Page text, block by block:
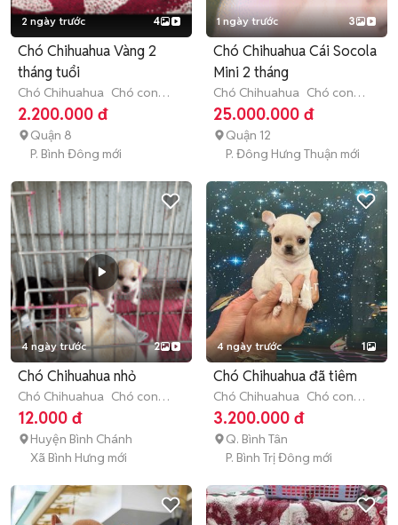
2 ngày trước 4
Chó Chihuahua Vàng 2
tháng tuổi
Chó Chihuahua Chó con
(dưới 3 tháng tuổi)
2.200.000 đ
Quận 8
P. Bình Đông mới
1 ngày trước 3
Chó Chihuahua Cái Socola
Mini 2 tháng
Chó Chihuahua Chó con
(dưới 3 tháng tuổi)
25.000.000 đ
Quận 12
P. Đông Hưng Thuận mới
4 ngày trước 2
Chó Chihuahua nhỏ
Chó Chihuahua Chó con
(dưới 3 tháng tuổi)
12.000 đ
Huyện Bình Chánh
Xã Bình Hưng mới
4 ngày trước 1
Chó Chihuahua đã tiêm
Chó Chihuahua Chó con
(dưới 3 tháng tuổi)
3.200.000 đ
Q. Bình Tân
P. Bình Trị Đông mới